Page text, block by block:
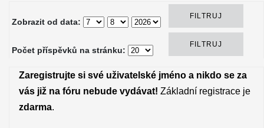
Zobrazit od data:
Počet příspěvků na stránku:
Zaregistrujte si své uživatelské jméno a nikdo se za
vás již na fóru nebude vydávat! Základní registrace je
zdarma.